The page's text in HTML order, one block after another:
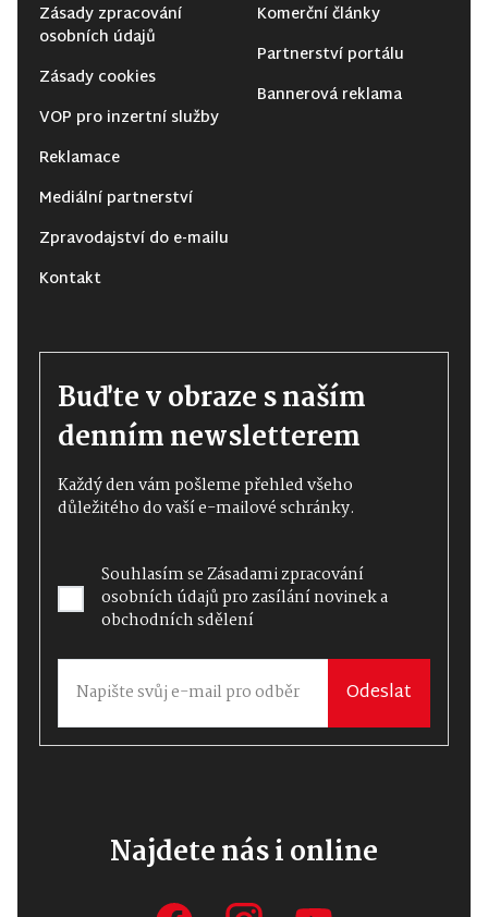
Zásady zpracování
osobních údajů
Zásady cookies
VOP pro inzertní služby
Reklamace
Mediální partnerství
Zpravodajství do e-mailu
Kontakt
Komerční články
Partnerství portálu
Bannerová reklama
Buďte v obraze s naším
denním newsletterem
Každý den vám pošleme přehled všeho
důležitého do vaší e-mailové schránky.
Souhlasím seZásadami zpracování
osobních údajůpro zasílání novinek a
obchodních sdělení
Odeslat
Najdete nás i online